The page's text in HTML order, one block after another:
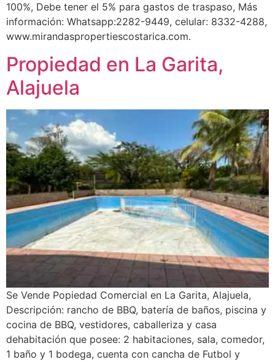
100%, Debe tener el 5% para gastos de traspaso, Más
información: Whatsapp:2282-9449, celular: 8332-4288,
www.mirandaspropertiescostarica.com.
Propiedad en La Garita,
Alajuela
Se Vende Popiedad Comercial en La Garita, Alajuela,
Descripción: rancho de BBQ, batería de baños, piscina y
cocina de BBQ, vestidores, caballeriza y casa
dehabitación que posee: 2 habitaciones, sala, comedor,
1 baño y 1 bodega, cuenta con cancha de Futbol y